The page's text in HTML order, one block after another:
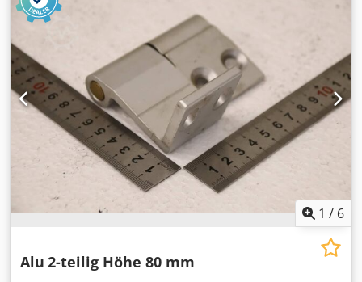
1 / 6
Alu 2-teilig Höhe 80 mm